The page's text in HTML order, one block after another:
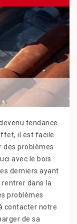
tendance
il est facile
des problèmes
avec le bois
derniers ayant
rentrer dans la
problèmes
contacter notre
de sa